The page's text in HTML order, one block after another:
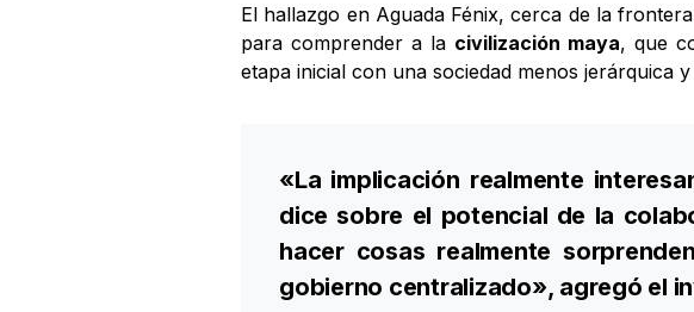
El hallazgo en Aguada Fénix, cerca de la
para comprender a la civilización maya, que
etapa inicial con una sociedad menos jerárquica
«La implicación realmente
dice sobre el potencial de la
hacer cosas realmente
gobierno centralizado», agregó el